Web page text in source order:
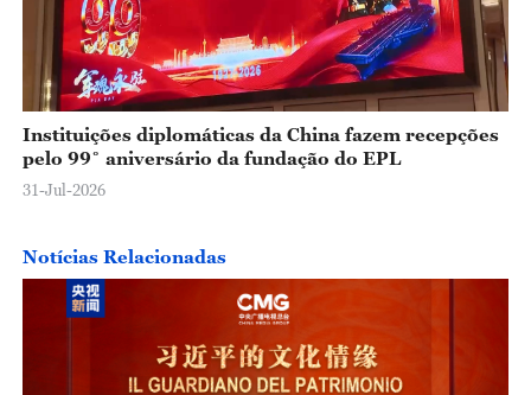
Instituições diplomáticas da China fazem recepções
pelo 99˚ aniversário da fundação do EPL
31-Jul-2026
Notícias Relacionadas